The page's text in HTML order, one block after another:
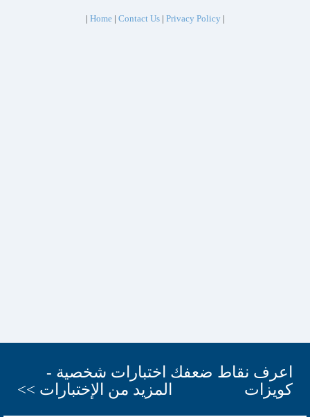
Home|Contact Us|Privacy Policy
|
اعرف نقاط ضعفك اختبارات شخصية -
كويزات
المزيد من الإختبارات >>